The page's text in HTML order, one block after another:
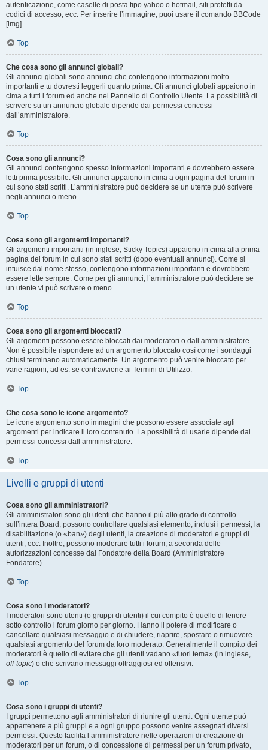
autenticazione, come caselle di posta tipo yahoo o hotmail, siti protetti da
codici di accesso, ecc. Per inserire l’immagine, puoi usare il comando BBCode
[img].
Top
Che cosa sono gli annunci globali?
Gli annunci globali sono annunci che contengono informazioni molto
importanti e tu dovresti leggerli quanto prima. Gli annunci globali appaiono in
cima a tutti i forum ed anche nel Pannello di Controllo Utente. La possibilità di
scrivere su un annuncio globale dipende dai permessi concessi
dall’amministratore.
Top
Cosa sono gli annunci?
Gli annunci contengono spesso informazioni importanti e dovrebbero essere
letti prima possibile. Gli annunci appaiono in cima a ogni pagina del forum in
cui sono stati scritti. L’amministratore può decidere se un utente può scrivere
negli annunci o meno.
Top
Cosa sono gli argomenti importanti?
Gli argomenti importanti (in inglese, Sticky Topics) appaiono in cima alla prima
pagina del forum in cui sono stati scritti (dopo eventuali annunci). Come si
intuisce dal nome stesso, contengono informazioni importanti e dovrebbero
essere lette sempre. Come per gli annunci, l’amministratore può decidere se
un utente vi può scrivere o meno.
Top
Cosa sono gli argomenti bloccati?
Gli argomenti possono essere bloccati dai moderatori o dall’amministratore.
Non è possibile rispondere ad un argomento bloccato così come i sondaggi
chiusi terminano automaticamente. Un argomento può venire bloccato per
varie ragioni, ad es. se contravviene ai Termini di Utilizzo.
Top
Che cosa sono le icone argomento?
Le icone argomento sono immagini che possono essere associate agli
argomenti per indicare il loro contenuto. La possibilità di usarle dipende dai
permessi concessi dall’amministratore.
Top
Livelli e gruppi di utenti
Cosa sono gli amministratori?
Gli amministratori sono gli utenti che hanno il più alto grado di controllo
sull’intera Board; possono controllare qualsiasi elemento, inclusi i permessi, la
disabilitazione (o «ban») degli utenti, la creazione di moderatori e gruppi di
utenti, ecc. Inoltre, possono moderare tutti i forum, a seconda delle
autorizzazioni concesse dal Fondatore della Board (Amministratore
Fondatore).
Top
Cosa sono i moderatori?
I moderatori sono utenti (o gruppi di utenti) il cui compito è quello di tenere
sotto controllo i forum giorno per giorno. Hanno il potere di modificare o
cancellare qualsiasi messaggio e di chiudere, riaprire, spostare o rimuovere
qualsiasi argomento del forum da loro moderato. Generalmente il compito dei
moderatori è quello di evitare che gli utenti vadano «fuori tema» (in inglese,
off-topic) o che scrivano messaggi oltraggiosi ed offensivi.
Top
Cosa sono i gruppi di utenti?
I gruppi permettono agli amministratori di riunire gli utenti. Ogni utente può
appartenere a più gruppi e a ogni gruppo possono venire assegnati diversi
permessi. Questo facilita l’amministratore nelle operazioni di creazione di
moderatori per un forum, o di concessione di permessi per un forum privato,